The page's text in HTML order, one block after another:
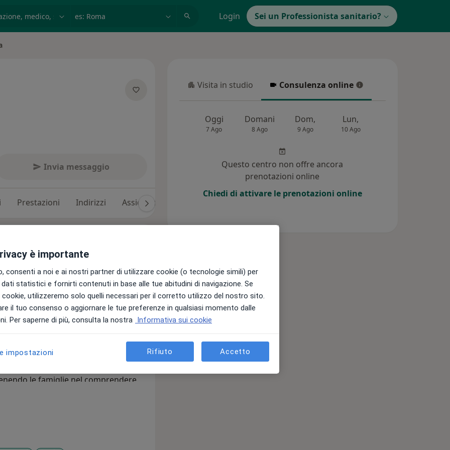
Login Sei un Professionista sanitario?
Invia messaggio
Prestazioni Indirizzi Assicurazioni
con difficoltà, lo
Perugia, Terni e Rieti i colloqui
.
adolescenti e adulti. Credo in
e contesto relazionale, soprattutto
in caso di stress, ansia, difficoltà
e situazioni di vulnerabilità che
inoltre di psicoeducazione,
le famiglie nel comprendere
un clima educativo più
sicuro e non giudicante in cui
delicatezza, favorendo la
equilibrio e fiducia nel proprio
Visita in studio
Visita in studio Consulenza online
Consulenza online
Oggi
7 Ago
Domani
8 Ago
Dom,
9 Ago
Lun,
10 Ago
Questo centro non offre ancora
prenotazioni online
Chiedi di attivare le prenotazioni online
è importante
consenti a noi e ai nostri partner di utilizzare cookie (o tecnologie simili) per
statistici e fornirti contenuti in base alle tue abitudini di navigazione. Se
utilizzeremo solo quelli necessari per il corretto utilizzo del nostro sito.
il tuo consenso o aggiornare le tue preferenze in qualsiasi momento dalle
Per saperne di più, consulta la nostra Informativa sui cookie
impostazioni Rifiuto Accetto